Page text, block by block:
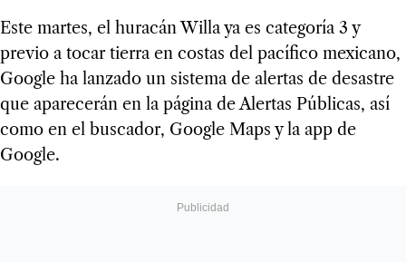
Este martes, el huracán Willa ya es categoría 3 y
previo a tocar tierra en costas del pacífico mexicano,
Google ha lanzado un sistema de alertas de desastre
que aparecerán en la página de Alertas Públicas, así
como en el buscador, Google Maps y la app de
Google.